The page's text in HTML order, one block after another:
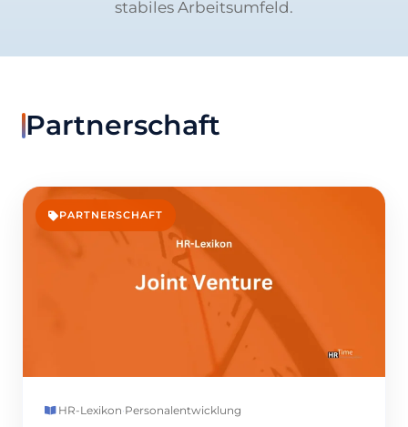
stabiles Arbeitsumfeld.
Partnerschaft
PARTNERSCHAFT
HR-Lexikon·Personalentwicklung